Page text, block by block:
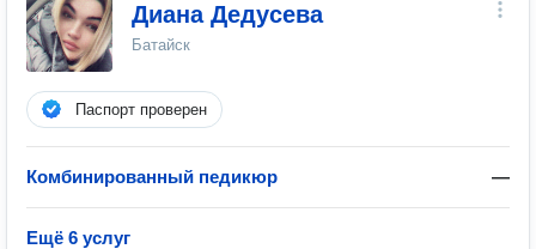
Диана Дедусева
Батайск
Паспорт проверен
Комбинированный педикюр —
Ещё 6 услуг